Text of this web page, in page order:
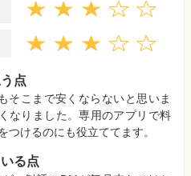
点
そこまで安くならないと思いま
なりました。専用のアプリで料
つけるのにも役立ててます。
る点